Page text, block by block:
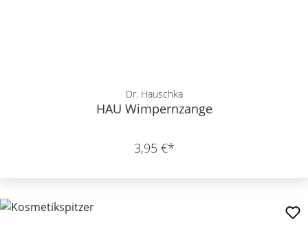
Dr. Hauschka
HAU Wimpernzange
3,95 €*